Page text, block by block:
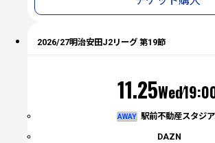
2026/27明治安田J2リーグ 第19節
11.25
（水）
Wed
AWAY 駅前不動産スタジ
DAZN